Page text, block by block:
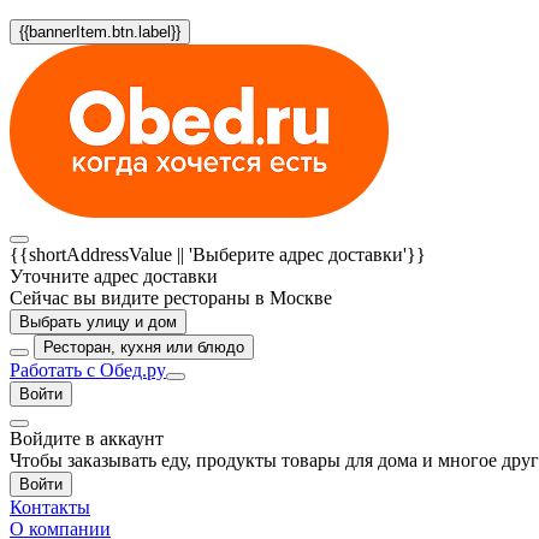
{{bannerItem.btn.label}}
{{shortAddressValue || 'Выберите адрес доставки'}}
Уточните адрес доставки
Сейчас вы видите рестораны в Москве
Выбрать улицу и дом
Ресторан, кухня или блюдо
Работать с Обед.ру
Войти
Войдите в аккаунт
Чтобы заказывать еду, продукты товары для дома и многое
Войти
Контакты
О компании